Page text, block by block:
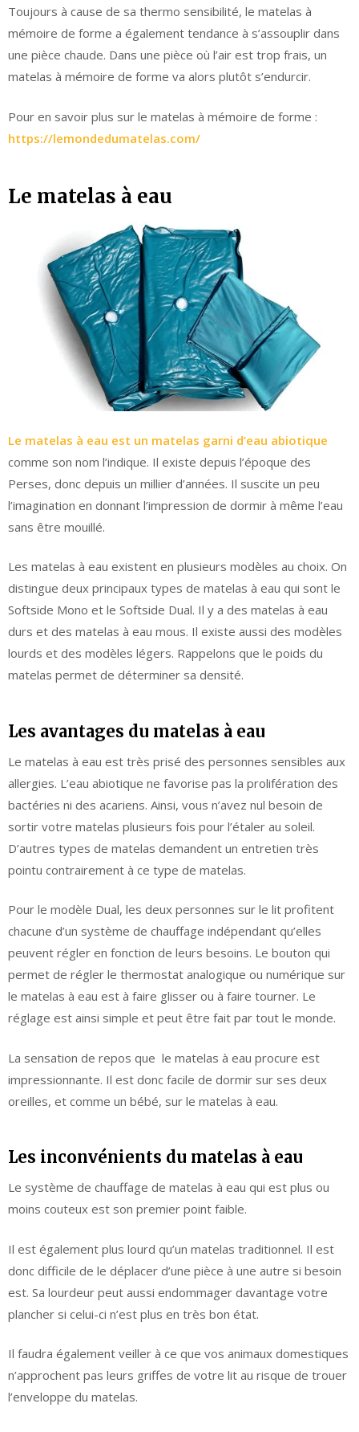
Toujours à cause de sa thermo sensibilité, le matelas à
mémoire de forme a également tendance à s’assouplir dans
une pièce chaude. Dans une pièce où l’air est trop frais, un
matelas à mémoire de forme va alors plutôt s’endurcir.
Pour en savoir plus sur le matelas à mémoire de forme :
https://lemondedumatelas.com/
Le matelas à eau
Le matelas à eau est un matelas garni d’eau abiotique
comme son nom l’indique. Il existe depuis l’époque des
Perses, donc depuis un millier d’années. Il suscite un peu
l’imagination en donnant l’impression de dormir à même l’eau
sans être mouillé.
Les matelas à eau existent en plusieurs modèles au choix. On
distingue deux principaux types de matelas à eau qui sont le
Softside Mono et le Softside Dual. Il y a des matelas à eau
durs et des matelas à eau mous. Il existe aussi des modèles
lourds et des modèles légers. Rappelons que le poids du
matelas permet de déterminer sa densité.
Les avantages du matelas à eau
Le matelas à eau est très prisé des personnes sensibles aux
allergies. L’eau abiotique ne favorise pas la prolifération des
bactéries ni des acariens. Ainsi, vous n’avez nul besoin de
sortir votre matelas plusieurs fois pour l’étaler au soleil.
D’autres types de matelas demandent un entretien très
pointu contrairement à ce type de matelas.
Pour le modèle Dual, les deux personnes sur le lit profitent
chacune d’un système de chauffage indépendant qu’elles
peuvent régler en fonction de leurs besoins. Le bouton qui
permet de régler le thermostat analogique ou numérique sur
le matelas à eau est à faire glisser ou à faire tourner. Le
réglage est ainsi simple et peut être fait par tout le monde.
La sensation de repos que le matelas à eau procure est
impressionnante. Il est donc facile de dormir sur ses deux
oreilles, et comme un bébé, sur le matelas à eau.
Les inconvénients du matelas à eau
Le système de chauffage de matelas à eau qui est plus ou
moins couteux est son premier point faible.
Il est également plus lourd qu’un matelas traditionnel. Il est
donc difficile de le déplacer d’une pièce à une autre si besoin
est. Sa lourdeur peut aussi endommager davantage votre
plancher si celui-ci n’est plus en très bon état.
Il faudra également veiller à ce que vos animaux domestiques
n’approchent pas leurs griffes de votre lit au risque de trouer
l’enveloppe du matelas.